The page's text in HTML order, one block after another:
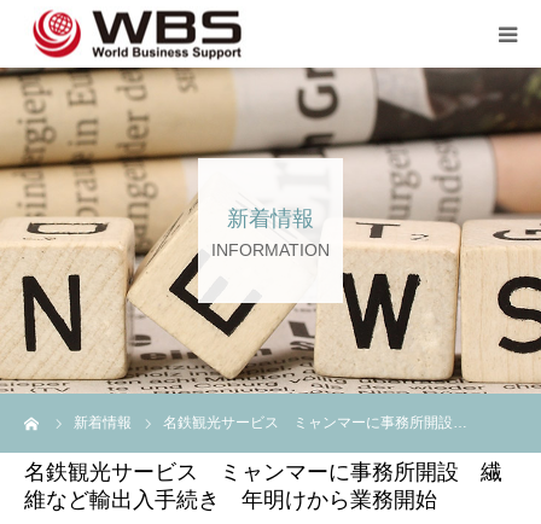
新着情報
INFORMATION
新着情報 名鉄観光サービス ミャンマーに事務所開設…
名鉄観光サービス ミャンマーに事務所開設 繊
維など輸出入手続き 年明けから業務開始
JP TOP
企業のご担当者の方へ
スタッフ登録の方へ💖💖
企業案内
言語